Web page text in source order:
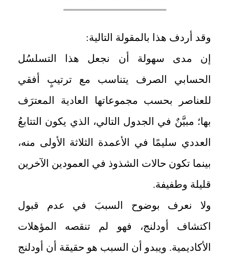
وقد أردف هذا بالمقولة التالية:
إن مدى سهولة أن نجعل هذا التسلسُل
الحسابي الصرف يتناسب مع ترتيبٍ أفقي
للعناصر بحسب مجموعاتها العادية المعترَف
بها؛ مبيَّنٌ في الجدول التالي، الذي يكون التتابعُ
العددي سليمًا في الأعمدة الثلاثة الأولى منه،
بينما تكون حالات الشذوذ في العمودين الآخرين
قليلة وطفيفة.
ولا نعرف بوضوح السببَ في عدم قبول
اكتشاف أودلنج، فهو لم تنقصه المؤهلات
الأكاديمية. ويبدو أن السبب هو حقيقة أن أودلنج